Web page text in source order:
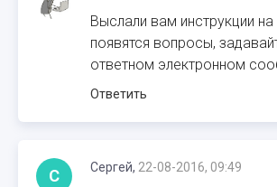
Выслали вам инструкции на
появятся вопросы,
ответном электронном
Ответить
С Сергей, 22-08-2016, 09:49